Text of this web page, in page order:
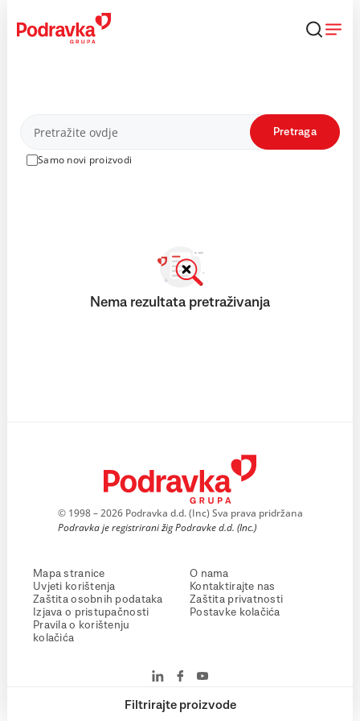
content
Proizvodi
Samo novi proizvodi
Pretraga
Filtrirajte proizvode
Nema rezultata pretraživanja
© 1998 – 2026 Podravka d.d. (Inc) Sva prava pridržana
Podravka je registrirani žig Podravke d.d. (Inc.)
Mapa stranice
Uvjeti korištenja
Zaštita osobnih podataka
Izjava o pristupačnosti
Pravila o korištenju
kolačića
O nama
Kontaktirajte nas
Zaštita privatnosti
Postavke kolačića